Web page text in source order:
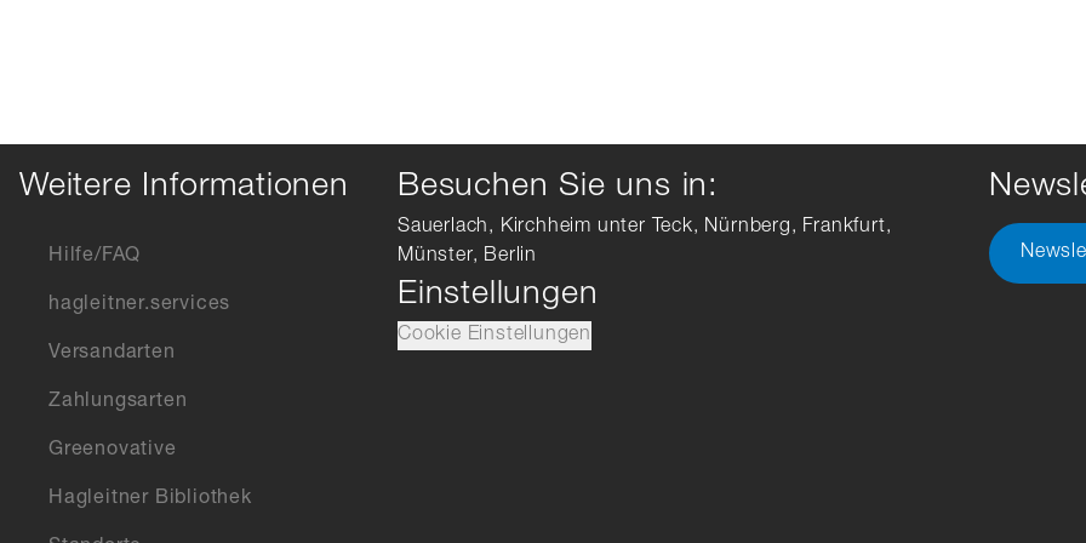
Weitere Informationen
Hilfe/FAQ
hagleitner.services
Versandarten
Zahlungsarten
Greenovative
Hagleitner Bibliothek
Besuchen Sie uns in:
Sauerlach, Kirchheim unter Teck, Nürnberg, Frankfurt,
Münster, Berlin
Einstellungen
Cookie Einstellungen